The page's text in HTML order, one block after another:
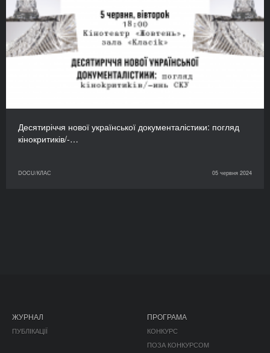
Десятиріччя нової української документалістики: погляд
кінокритиків/-…
DOCU/КЛАС 05 червня 2024
ЖУРНАЛ
ПУБЛІКАЦІЇ
ПРОГРАМА
КОНКУРС
ПОЗА КОНКУРСОМ